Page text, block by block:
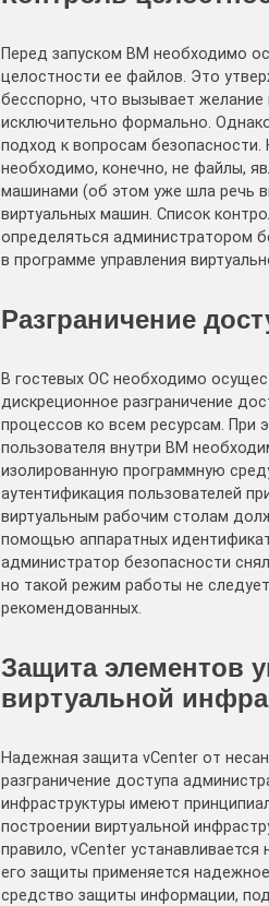
Перед запуском ВМ необходимо
целостности ее файлов. Это
бесспорно, что вызывает желание
исключительно формально.
подход к вопросам безопасности.
необходимо, конечно, не файлы,
машинами (об этом уже шла речь
виртуальных машин. Список
определяться администратором
в программе управления
Разграничение
В гостевых ОС необходимо
дискреционное разграничение
процессов ко всем ресурсам. При
пользователя внутри ВМ
изолированную программную
аутентификация пользователей
виртуальным рабочим столам
помощью аппаратных
администратор безопасности
но такой режим работы не
рекомендованных.
Защита элементов
виртуальной
Надежная защита vCenter от
разграничение доступа
инфраструктуры имеют
построении виртуальной
правило, vCenter устанавливается
его защиты применяется
средство защиты информации,